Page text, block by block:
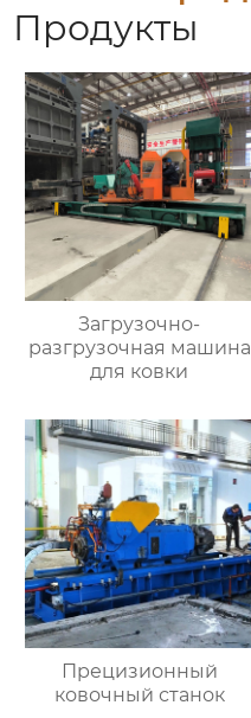
Продукты
Загрузочно-
разгрузочная машина
для ковки
Прецизионный
ковочный станок